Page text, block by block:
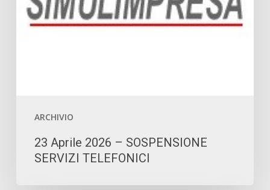
ARCHIVIO
23 Aprile 2026 – SOSPENSIONE
SERVIZI TELEFONICI